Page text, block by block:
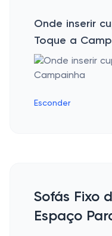
Onde inserir
Toque a
Esconder
Sofás Fixo
Espaço